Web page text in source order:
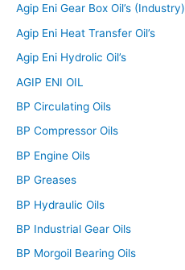
Agip Eni Gear Box Oil’s (Industry)
Agip Eni Heat Transfer Oil’s
Agip Eni Hydrolic Oil’s
AGIP ENI OIL
BP Circulating Oils
BP Compressor Oils
BP Engine Oils
BP Greases
BP Hydraulic Oils
BP Industrial Gear Oils
BP Morgoil Bearing Oils